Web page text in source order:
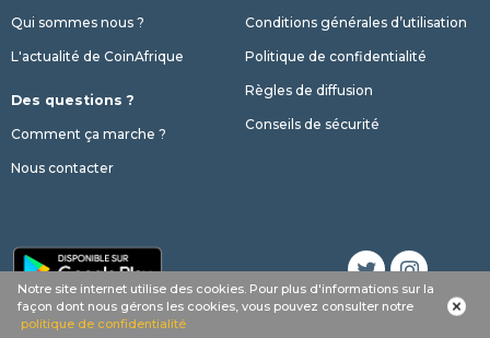
Notre site internet utilise des cookies. Pour plus d'informations sur la
façon dont nous gérons les cookies, vous pouvez consulter notre
politique de confidentialité
Qui sommes nous ?
L'actualité de CoinAfrique
Des questions ?
Comment ça marche ?
Nous contacter
Conditions générales d’utilisation
Politique de confidentialité
Règles de diffusion
Conseils de sécurité
© 2017 - 2026 Copyright CoinAfrique